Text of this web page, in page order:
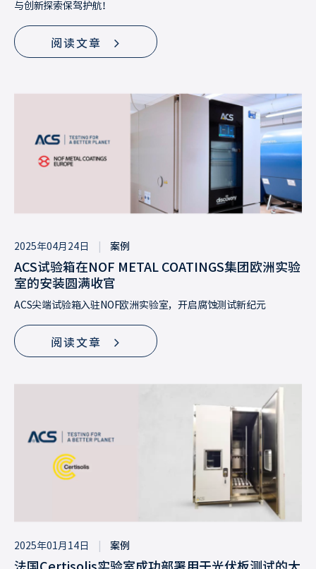
与创新探索保驾护航！
阅读文章
2025年04月24日 案例
ACS试验箱在NOF METAL COATINGS集团欧洲实验
室的安装圆满收官
ACS尖端试验箱入驻NOF欧洲实验室，开启腐蚀测试新纪元
阅读文章
2025年01月14日 案例
法国Certisolis实验室成功部署用于光伏板测试的大